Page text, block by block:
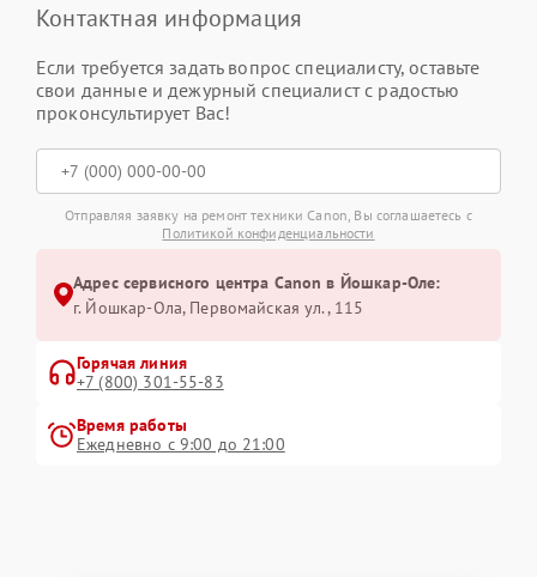
Контактная информация
Если требуется задать вопрос специалисту, оставьте
свои данные и дежурный специалист с радостью
проконсультирует Вас!
Отправляя заявку на ремонт техники Canon, Вы соглашаетесь с
Политикой конфиденциальности
Адрес сервисного центра Canon в Йошкар-Оле:
г. Йошкар-Ола, Первомайская ул., 115
Горячая линия
+7 (800) 301-55-83
Время работы
Ежедневно с 9:00 до 21:00